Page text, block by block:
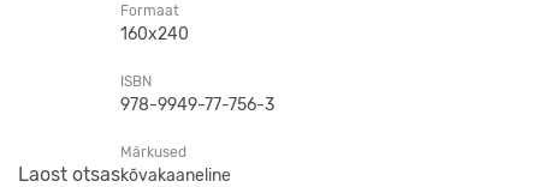
Laost otsas
Formaat
160x240
ISBN
978-9949-77-756-3
Märkused
kõvakaaneline